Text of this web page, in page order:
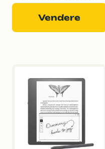
Vendere